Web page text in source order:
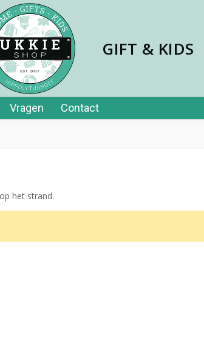
GIFT & KIDS
Vragen Contact
het strand.